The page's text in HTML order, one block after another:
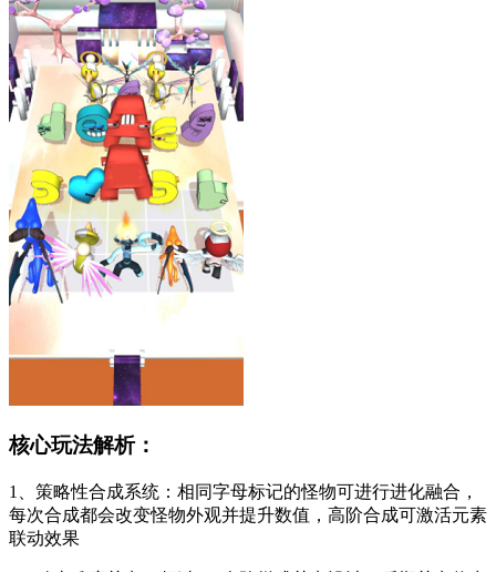
核心玩法解析：
1、策略性合成系统：相同字母标记的怪物可进行进化融合，
每次合成都会改变怪物外观并提升数值，高阶合成可激活元素
联动效果